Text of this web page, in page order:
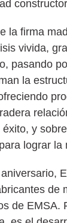
la firma
vivida,
pasando
la
y
lograr
de